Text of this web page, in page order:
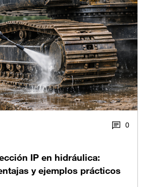
0
IP en hidráulica:
y ejemplos prácticos